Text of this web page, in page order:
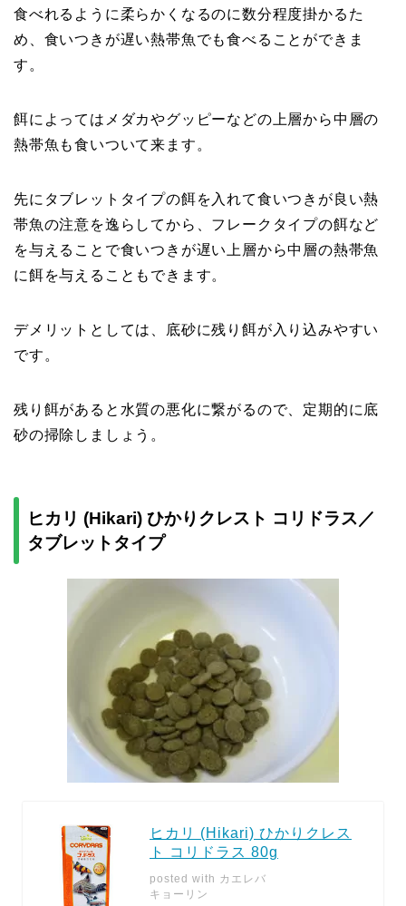
食べれるように柔らかくなるのに数分程度掛かるた
め、食いつきが遅い熱帯魚でも食べることができま
す。
餌によってはメダカやグッピーなどの上層から中層の
熱帯魚も食いついて来ます。
先にタブレットタイプの餌を入れて食いつきが良い熱
帯魚の注意を逸らしてから、フレークタイプの餌など
を与えることで食いつきが遅い上層から中層の熱帯魚
に餌を与えることもできます。
デメリットとしては、底砂に残り餌が入り込みやすい
です。
残り餌があると水質の悪化に繋がるので、定期的に底
砂の掃除しましょう。
ヒカリ (Hikari) ひかりクレスト コリドラス／
タブレットタイプ
ヒカリ (Hikari) ひかりクレス
ト コリドラス 80g
posted with カエレバ
キョーリン